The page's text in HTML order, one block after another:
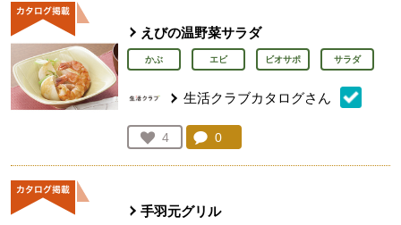
えびの温野菜サラダ
かぶ エビ ビオサポ サラダ
生活クラブカタログさん
お気に入り登録：
4
人が登録
コメント：
0
手羽元グリル